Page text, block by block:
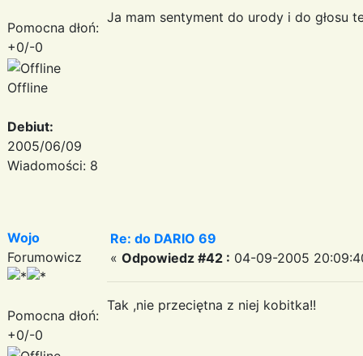
Pomocna dłoń:
+0/-0
Offline
Debiut:
2005/06/09
Wiadomości: 8
Ja mam sentyment do urody i do głosu
Wojo
Forumowicz
Pomocna dłoń:
+0/-0
Re: do DARIO 69
« Odpowiedz #42 : 04-09-2005
Tak ,nie przeciętna z niej kobitka!!